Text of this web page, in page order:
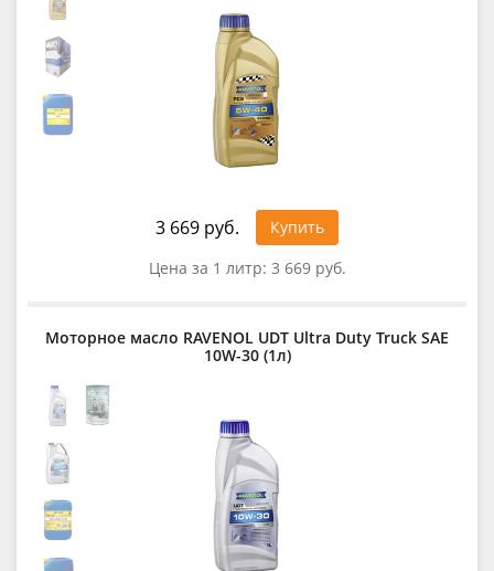
3 669 руб.
Купить
Цена за 1 литр: 3 669 руб.
Моторное масло RAVENOL UDT Ultra Duty Truck SAE
10W-30 (1л)